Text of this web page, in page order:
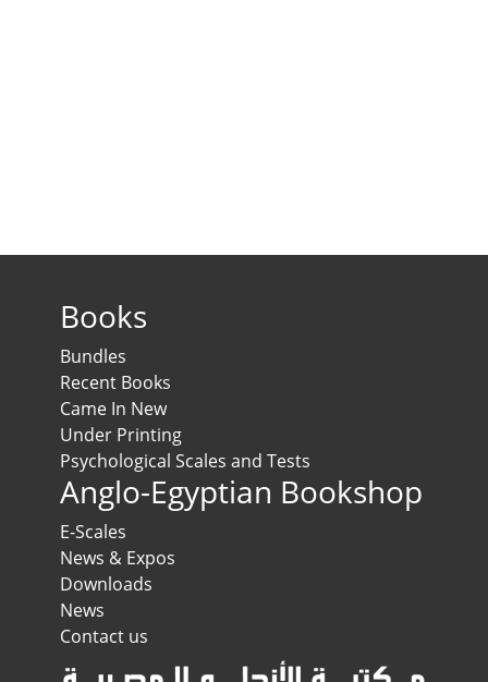
Books
Bundles
Recent Books
Came In New
Under Printing
Psychological Scales and Tests
Anglo-Egyptian Bookshop
E-Scales
News & Expos
Downloads
News
Contact us